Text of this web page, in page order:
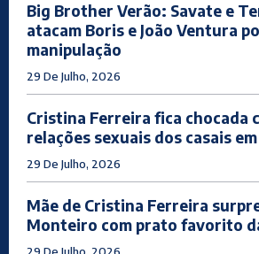
Big Brother Verão: Savate e
atacam Boris e João Ventura
manipulação
29 De Julho, 2026
Cristina Ferreira fica chocada
relações sexuais dos casais
29 De Julho, 2026
Mãe de Cristina Ferreira
Monteiro com prato favorito